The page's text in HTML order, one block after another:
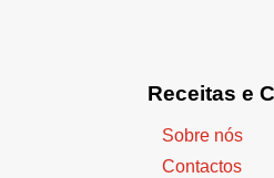
Receitas e
Sobre nós
Contactos